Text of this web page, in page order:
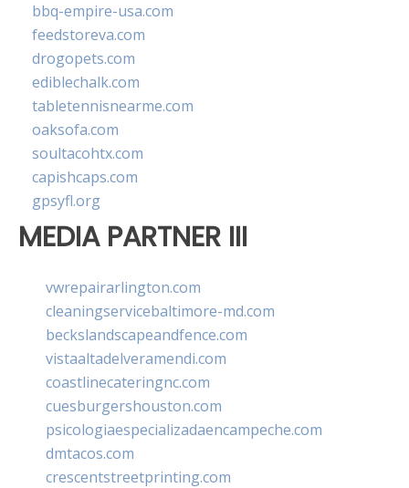
bbq-empire-usa.com
feedstoreva.com
drogopets.com
ediblechalk.com
tabletennisnearme.com
oaksofa.com
soultacohtx.com
capishcaps.com
gpsyfl.org
MEDIA PARTNER III
vwrepairarlington.com
cleaningservicebaltimore-md.com
beckslandscapeandfence.com
vistaaltadelveramendi.com
coastlinecateringnc.com
cuesburgershouston.com
psicologiaespecializadaencampeche.com
dmtacos.com
crescentstreetprinting.com